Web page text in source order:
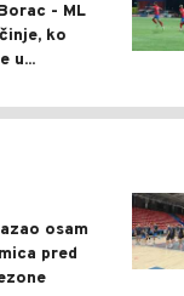
- ML
ko
u...
osam
pred